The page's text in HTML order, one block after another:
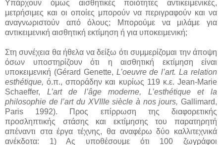
Υπάρχουν όμως αισθητικές ποιότητες αντικειμενικές,
μετρήσιμες και οι οποίες μπορούν να περιγραφούν και να
αναγνωριστούν από όλους; Μπορούμε να μιλάμε για
αντικειμενική αισθητική εκτίμηση ή για υποκειμενική;
Στη συνέχεια θα ήθελα να δείξω ότι συμμερίζομαι την άποψη
όσων υποστηρίζουν ότι η αισθητική εκτίμηση είναι
υποκειμενική (Gérard Genette, L’oeuvre de l’art. La relation
esthétique, ό.π., σποράδην και κυρίως 119 κ.ε. Jean-Marie
Schaeffer, L’art de l’âge moderne, L’esthétique et la
philosophie de l’art du XVIIIe siècle à nos jours, Gallimard,
Paris 1992). Προς επίρρωση της διαφορετικής
προσληπτικής στάσης και εκτίμησης του παρατηρητή
απέναντι στα έργα τέχνης, θα αναφέρω δύο καλλιτεχνικά
ανέκδοτα: 1) Ας υποθέσουμε ότι 100 ζωγράφοι